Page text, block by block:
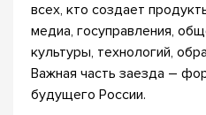
всех, кто создает
медиа, госуправления,
культуры, технологий,
Важная часть заезда –
будущего России.